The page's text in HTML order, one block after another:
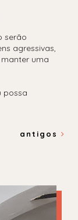
serão
agressivas,
uma
possa
antigos